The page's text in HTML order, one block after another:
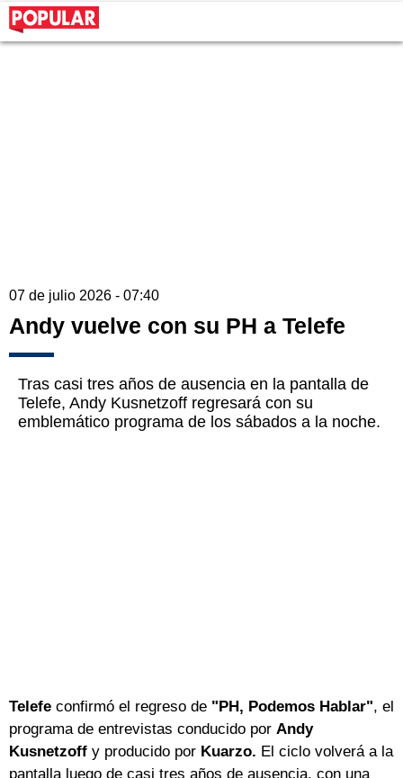
07 de julio 2026 - 07:40
Andy vuelve con su PH a Telefe
Tras casi tres años de ausencia en la pantalla de
Telefe, Andy Kusnetzoff regresará con su
emblemático programa de los sábados a la noche.
Telefe confirmó el regreso de "PH, Podemos Hablar", el
programa de entrevistas conducido por Andy
Kusnetzoff y producido por Kuarzo. El ciclo volverá a la
pantalla luego de casi tres años de ausencia, con una